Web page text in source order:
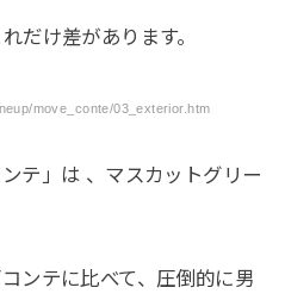
だけ差があります。
move_conte/03_exterior.htm
テ」は 、マスカットグリー
ンテに比べて、圧倒的に男